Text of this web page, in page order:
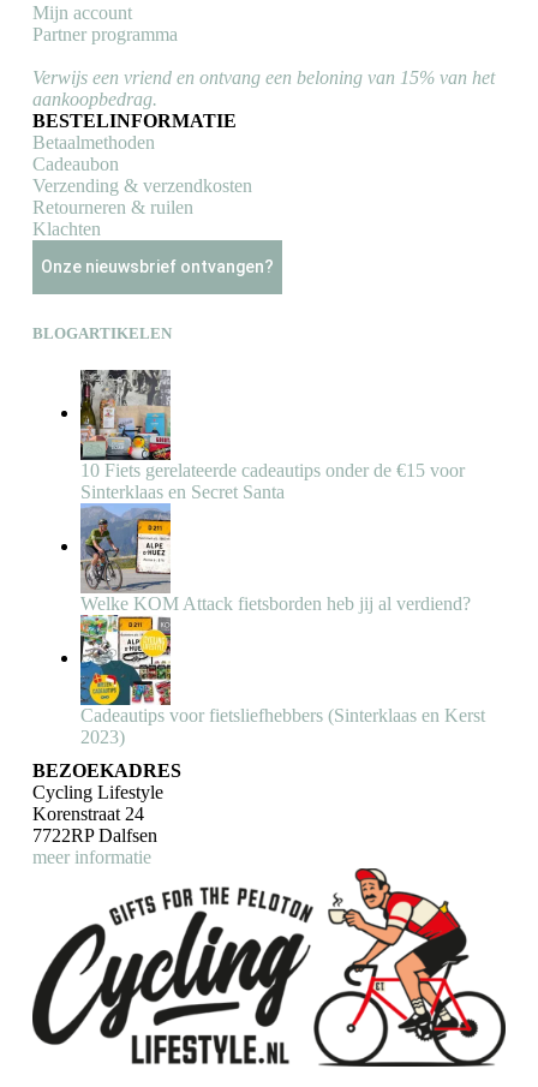
Mijn account
Partner programma
Verwijs een vriend en ontvang een beloning van 15% van het
aankoopbedrag.
BESTELINFORMATIE
Betaalmethoden
Cadeaubon
Verzending & verzendkosten
Retourneren & ruilen
Klachten
Onze nieuwsbrief ontvangen?
BLOGARTIKELEN
10 Fiets gerelateerde cadeautips onder de €15 voor
Sinterklaas en Secret Santa
Welke KOM Attack fietsborden heb jij al verdiend?
Cadeautips voor fietsliefhebbers (Sinterklaas en Kerst
2023)
BEZOEKADRES
Cycling Lifestyle
Korenstraat 24
7722RP Dalfsen
meer informatie